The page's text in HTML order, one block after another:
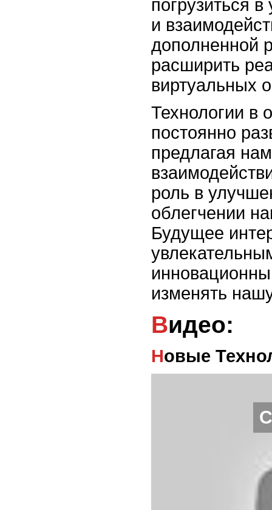
погрузиться
и
дополненной
расширить
виртуальных
Технологии в
постоянно
предлагая
роль в
облегчении
Будущее
изменять
Видео:
Новые